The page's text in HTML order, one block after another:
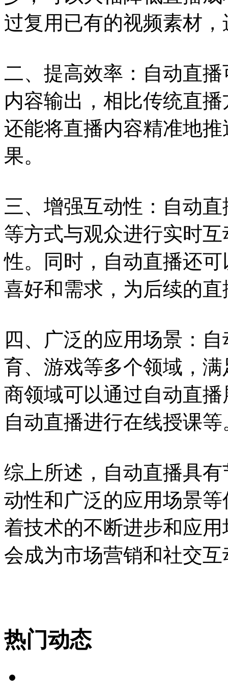
过复用已有的视频素材
二、提高效率：自动直
内容输出，相比传统直
还能将直播内容精准地
果。
三、增强互动性：自动
等方式与观众进行实时
性。同时，自动直播还
喜好和需求，为后续的
四、广泛的应用场景：
育、游戏等多个领域，
商领域可以通过自动直
自动直播进行在线授课等
综上所述，自动直播具
动性和广泛的应用场景
着技术的不断进步和应
会成为市场营销和社交
热门动态